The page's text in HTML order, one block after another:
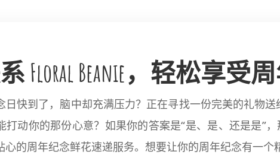
Floral Beanie，轻松享
日快到了，脑中却充满压力？正在寻找一份完美的礼物
打动你的那份心意？如果你的答案是“是、是、还是是”
心的周年纪念鲜花速递服务。想要让你的周年纪念有一个